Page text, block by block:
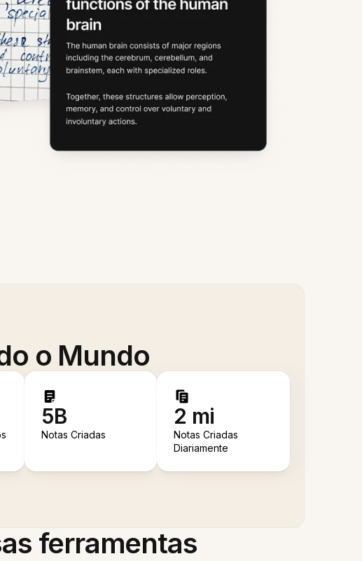
o Mundo
5B
Notas Criadas
2 mi
Notas Criadas
Diariamente
ferramentas